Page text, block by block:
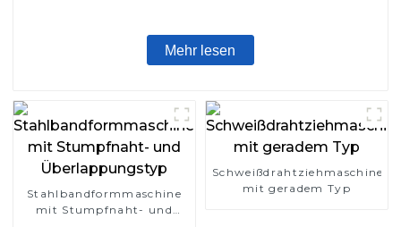
Mehr lesen
Stahlbandformmaschine
mit Stumpfnaht- und
Schweißdrahtziehmaschine
mit geradem Typ